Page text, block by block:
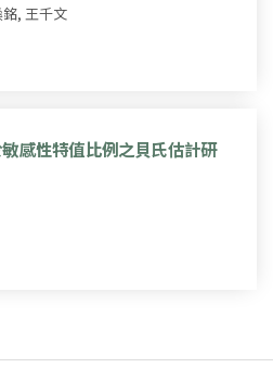
, 王千文
感性特值比例之貝氏估計研